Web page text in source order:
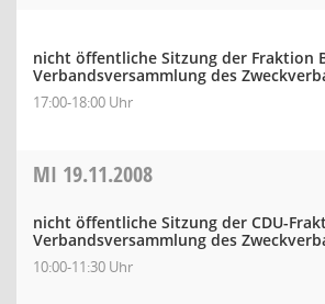
nicht öffentliche Sitzung der Fraktion
Verbandsversammlung des
17:00-18:00 Uhr
MI 19.11.2008
nicht öffentliche Sitzung der CDU-
Verbandsversammlung des
10:00-11:30 Uhr